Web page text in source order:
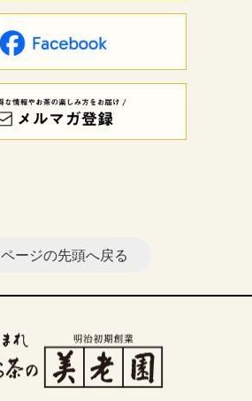
ページの先頭へ戻る